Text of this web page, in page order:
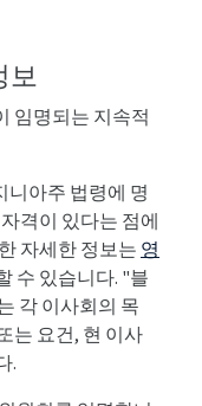
보
임명되는 지속적
아주 법령에 명
격이 있다는 점에
자세한 정보는 영
수 있습니다. "블
각 이사회의 목
는 요건, 현 이사
.